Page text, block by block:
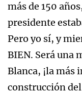
más de 150
presidente
Pero yo sí, y
BIEN. Será una
Blanca, ¡la más
construcción del